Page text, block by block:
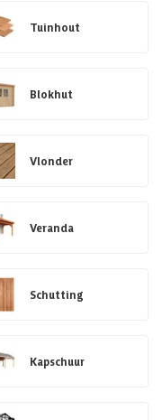
Tuinhout
Blokhut
Vlonder
Veranda
Schutting
Kapschuur